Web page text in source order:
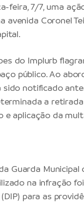
feira, 7/7, uma
avenida Coronel
do Implurb
público. Ao
sido notificado
a
aplicação da
Guarda
na infração
para as